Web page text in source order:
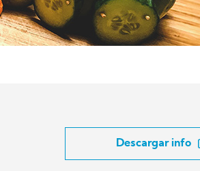
Descargar info